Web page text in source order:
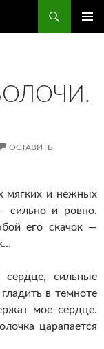
ОСТАВИТЬ
мягких и нежных
сильно и ровно.
его скачок —
сильные
в темноте
мое сердце.
царапается